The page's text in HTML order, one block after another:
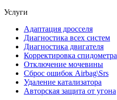
Услуги
Адаптация дросселя
Диагностика всех систем
Диагностика двигателя
Корректировка спидометра
Отключение мочевины
Сброс ошибок Airbag\Srs
Удаление катализатора
Авторская защита от угона